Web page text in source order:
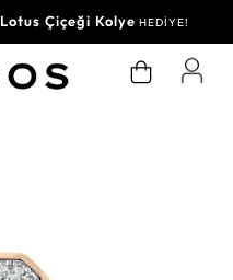
Lotus Çiçeği Kolye HEDİYE!